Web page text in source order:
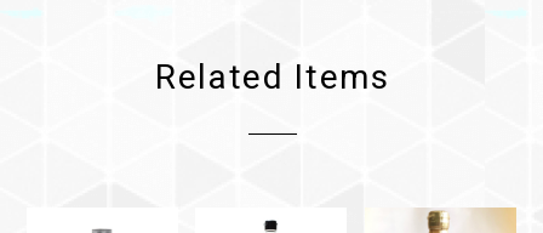
Related Items